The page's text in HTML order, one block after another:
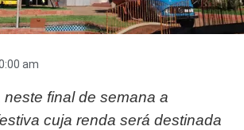
am
final de semana a
cuja renda será destinada